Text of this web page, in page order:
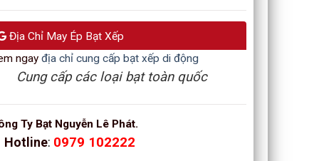
Địa Chỉ May Ép Bạt Xếp
ngay địa chỉ cung cấp bạt xếp di động
Cung cấp các loại bạt toàn quốc
Ty Bạt Nguyễn Lê Phát.
Hotline: 0979 102222